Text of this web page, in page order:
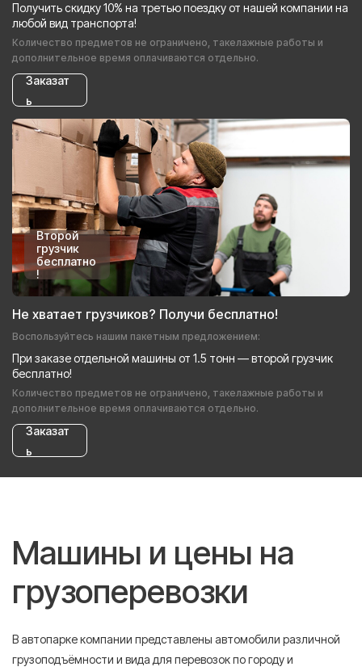
Получить скидку 10% на третью поездку от нашей компании на
любой вид транспорта!
Количество предметов не ограничено, такелажные работы и
дополнительное время оплачиваются отдельно.
Заказат
ь
Второй
грузчик
бесплатно
!
Не хватает грузчиков? Получи бесплатно!
Воспользуйтесь нашим пакетным предложением:
При заказе отдельной машины от 1.5 тонн — второй грузчик
бесплатно!
Количество предметов не ограничено, такелажные работы и
дополнительное время оплачиваются отдельно.
Заказат
ь
Машины и цены на
грузоперевозки
В автопарке компании представлены автомобили различной
грузоподъёмности и вида для перевозок по городу и